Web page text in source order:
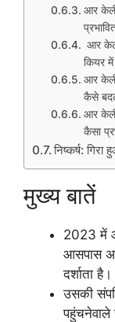
आर
आर
कियर में
आर
कैसे
आर
कैसा
निष्कर्ष:
मुख्य बातें
2023 में
आसपास
दर्शाता है।
उसकी
पहुंचनेवाले